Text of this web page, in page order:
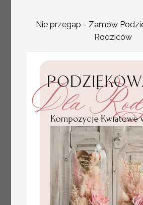
numerki na stół weselny
z tłoczonymi kwiatami,
eleganckie numerki na
stoły weselne, tłoczone
numerki na stół weselny,
dekoracja stołów
weselnych tłoczone
10
Nie przegap - Zamów
Rodziców